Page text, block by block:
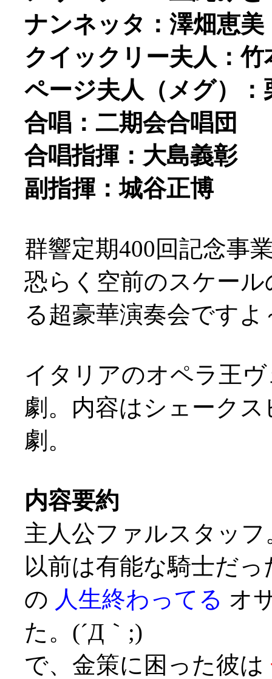
ナンネッタ：澤畑恵美
クイックリー夫人：竹
ページ夫人（メグ）：
合唱：二期会合唱団
合唱指揮：大島義彰
副指揮：城谷正博
群響定期400回記念事
恐らく空前のスケー
る超豪華演奏会です
イタリアのオペラ王
劇。内容はシェーク
劇。
内容要約
主人公ファルスタッフ
以前は有能な騎士だ
の 人生終わってる オ
た。(´Д｀;)
で、金策に困った彼は